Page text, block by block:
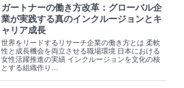
ガートナーの働き方改革：グローバル企
業が実践する真のインクルージョンとキ
ャリア成長
世界をリードするリサーチ企業の働き方とは 柔軟
性と成長機会を両立させる職場環境 日本における
女性活躍推進の実績 インクルージョンを文化の核
とする組織作り…